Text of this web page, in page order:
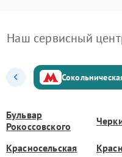
Наш сервисный
Бульвар
Рокоссовского
Красносельская